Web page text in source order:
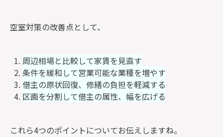
空室対策の改善点として、
周辺相場と比較して家賃を見直す
条件を緩和して営業可能な業種を増やす
借主の原状回復、修繕の負担を軽減する
区画を分割して借主の属性、幅を広げる
これら4つのポイントについてお伝えしますね。